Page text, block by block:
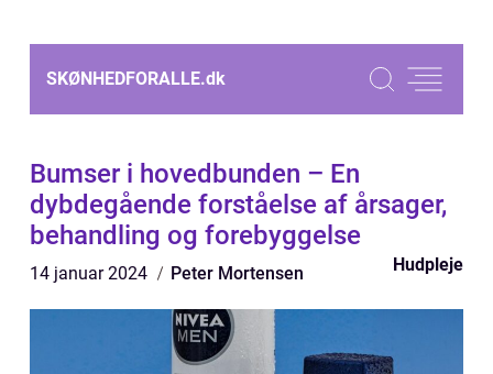
SKØNHEDFORALLE.dk
Bumser i hovedbunden – En
dybdegående forståelse af årsager,
behandling og forebyggelse
14 januar 2024 Peter Mortensen Hudpleje